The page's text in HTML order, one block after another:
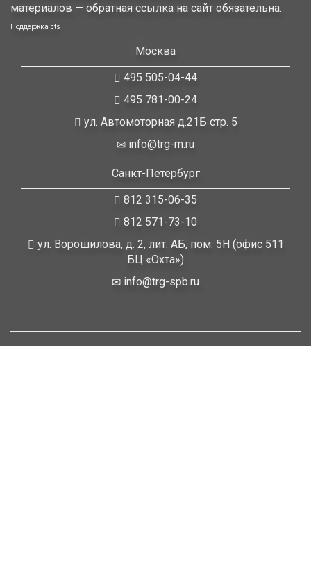
материалов — обратная ссылка на сайт обязательна.
Поддержка cts
Москва
495 505-04-44
495 781-00-24
ул. Автомоторная д.21Б стр. 5
info@trg-m.ru
Санкт-Петербург
812 315-06-35
812 571-73-10
ул. Ворошилова, д. 2, лит. АБ, пом. 5Н (офис 511
БЦ «Охта»)
info@trg-spb.ru